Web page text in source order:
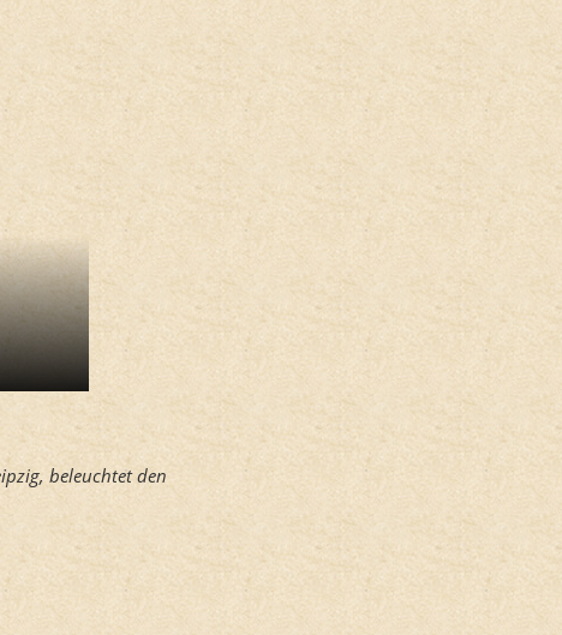
beleuchtet den